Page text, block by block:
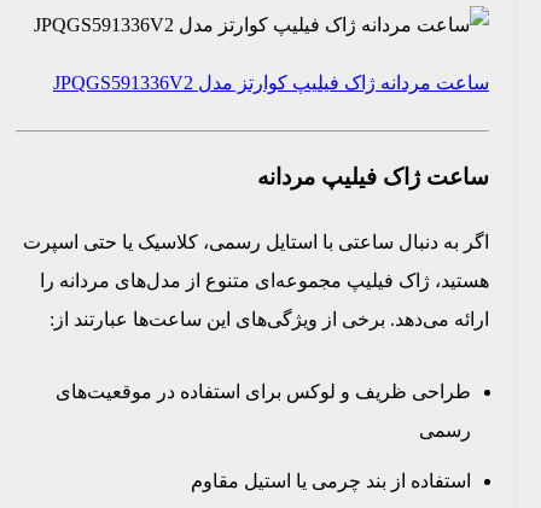
ساعت مردانه ژاک فیلیپ کوارتز مدل JPQGS591336V2
ساعت ژاک فیلیپ مردانه
اگر به دنبال ساعتی با استایل رسمی، کلاسیک یا حتی اسپرت
هستید، ژاک فیلیپ مجموعه‌ای متنوع از مدل‌های مردانه را
ارائه می‌دهد. برخی از ویژگی‌های این ساعت‌ها عبارتند از:
طراحی ظریف و لوکس برای استفاده در موقعیت‌های
رسمی
استفاده از بند چرمی یا استیل مقاوم